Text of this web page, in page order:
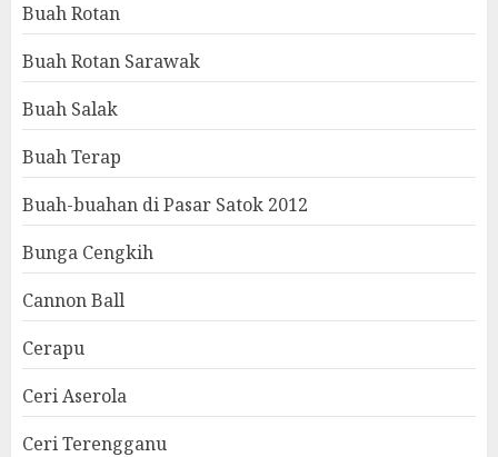
Buah Rotan
Buah Rotan Sarawak
Buah Salak
Buah Terap
Buah-buahan di Pasar Satok 2012
Bunga Cengkih
Cannon Ball
Cerapu
Ceri Aserola
Ceri Terengganu